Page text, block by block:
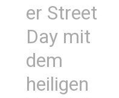
er Street
Day mit
dem
heiligen